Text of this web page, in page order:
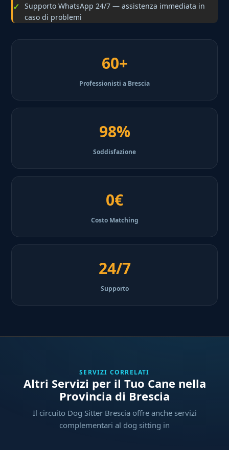
Supporto WhatsApp 24/7 — assistenza immediata in
caso di problemi
60+
Professionisti a Brescia
98%
Soddisfazione
0€
Costo Matching
24/7
Supporto
SERVIZI CORRELATI
Altri Servizi per il Tuo Cane nella
Provincia di Brescia
Il circuito Dog Sitter Brescia offre anche servizi
complementari al dog sitting in